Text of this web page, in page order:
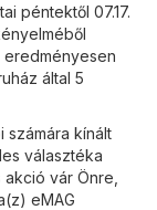
péntektől 07.17.
által 5
számára kínált
választéka
vár Önre,
eMAG